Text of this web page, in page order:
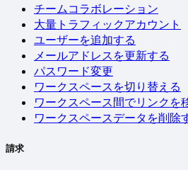
チームコラボレーション
大量トラフィックアカウント
ユーザーを追加する
メールアドレスを更新する
パスワード変更
ワークスペースを切り替える
ワークスペース間でリンクを
ワークスペースデータを削除
請求